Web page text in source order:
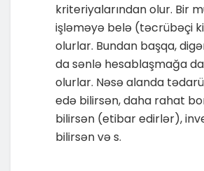
kriteriyalarından olur. Bir
işləməyə belə (təcrübəçi
olurlar. Bundan başqa,
da sənlə hesablaşmağa
olurlar. Nəsə alanda
edə bilirsən, daha rahat
bilirsən (etibar edirlər),
bilirsən və s.